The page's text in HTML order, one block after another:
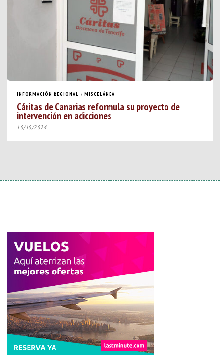
INFORMACIÓN REGIONAL / MISCELÁNEA
Cáritas de Canarias reformula su proyecto de
intervención en adicciones
10/10/2024